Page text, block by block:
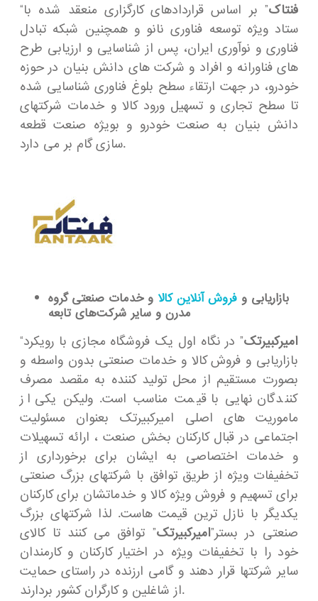
“
فنتاک” بر اساس قراردادهای کارگزاری منعقد شده با
ستاد ویژه توسعه فناوری نانو و همچنین شبکه تبادل
فناوری و نوآوری ایران، پس از شناسایی و ارزیابی طرح
های فناورانه و افراد و شرکت های دانش بنیان در حوزه
خودرو، در جهت ارتقاء سطح بلوغ فناوری شناسایی شده
تا سطح تجاری و تسهیل ورود کالا و خدمات شرکتهای
دانش بنیان به صنعت خودرو و بویژه صنعت قطعه
سازی گام بر می دارد.
بازاریابی و فروش آنلاین کالا و خدمات صنعتی گروه
مدرن و سایر شرکت‌های تابعه
“ امیرکبیرتک” در نگاه اول یک فروشگاه مجازی با رویکرد
بازاریابی و فروش کالا و خدمات صنعتی بدون واسطه و
بصورت مستقیم از محل تولید کننده به مقصد مصرف
کنندگان نهایی با قیمت مناسب است. ولیکن یکی از
ماموریت های اصلی امیرکبیرتک بعنوان مسئولیت
اجتماعی در قبال کارکنان بخش صنعت ، ارائه تسهیلات
و خدمات اختصاصی به ایشان برای برخورداری از
تخفیفات ویژه از طریق توافق با شرکتهای بزرگ صنعتی
برای تسهیم و فروش ویژه کالا و خدماتشان برای کارکنان
یکدیگر با نازل ترین قیمت هاست. لذا شرکتهای بزرگ
صنعتی در بستر”امیرکبیرتک” توافق می کنند تا کالای
خود را با تخفیفات ویژه در اختیار کارکنان و کارمندان
سایر شرکتها قرار دهند و گامی ارزنده در راستای حمایت
از شاغلین و کارگران کشور بردارند.